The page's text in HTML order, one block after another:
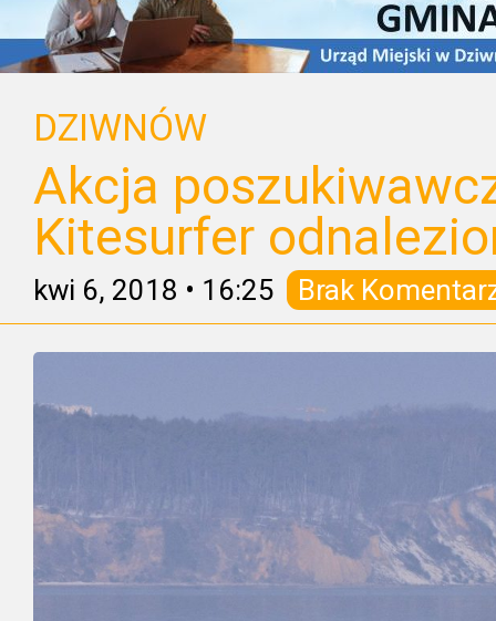
DZIWNÓW
Akcja
Kitesurfer
kwi 6, 2018 • 16:25 Brak